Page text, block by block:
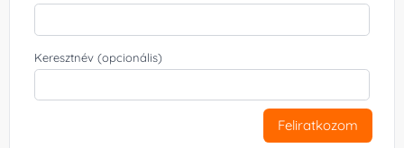
Keresztnév (opcionális)
Feliratkozom